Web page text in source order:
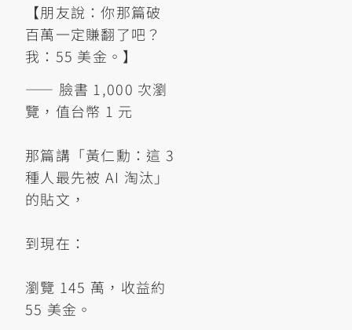
【朋友說：你那篇破
百萬一定賺翻了吧？
我：55 美金。】
—— 臉書 1,000 次瀏
覽，值台幣 1 元
那篇講「黃仁勳：這 3
種人最先被 AI 淘汰」
的貼文，
到現在：
瀏覽 145 萬，收益約
55 美金。